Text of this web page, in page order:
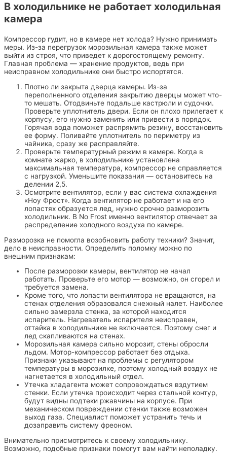
В холодильнике не работает холодильная
камера
Компрессор гудит, но в камере нет холода? Нужно принимать
меры. Из-за перегрузок морозильная камера также может
выйти из строя, что приведет к дорогостоящему ремонту.
Главная проблема — хранение продуктов, ведь при
неисправном холодильнике они быстро испортятся.
Плотно ли закрыта дверца камеры. Из-за
переполненного отделения закрытию дверцы может что-
то мешать. Отодвиньте подальше кастрюли и судочки.
Проверьте уплотнитель двери. Если он плохо прилегает к
корпусу, его нужно заменить или привести в порядок.
Горячая вода поможет распрямить резину, восстановить
ее форму. Поливайте уплотнитель по периметру из
чайника, сразу же расправляйте.
Проверьте температурный режим в камере. Когда в
комнате жарко, в холодильнике установлена
максимальная температура, компрессор не справляется
с нагрузкой. Уменьшите показания — остановитесь на
делении 2,5.
Осмотрите вентилятор, если у вас система охлаждения
«Ноу Фрост». Когда вентилятор не работает и на его
лопастях образуется лед, нужно срочно разморозить
холодильник. В No Frost именно вентилятор отвечает за
распределение холодного воздуха по камере.
Разморозка не помогла возобновить работу техники? Значит,
дело в неисправности. Определить поломку можно по
внешним признакам:
После разморозки камеры, вентилятор не начал
работать. Проверьте его мотор — возможно, он сгорел и
требуется замена.
Кроме того, что лопасти вентилятора не вращаются, на
стенах отделения образовался снежный налет. Наиболее
сильно замерзла стенка, за которой находится
испаритель. Нагреватель испарителя неисправен,
оттайка в холодильнике не включается. Поэтому снег и
лед скапливаются на стенах.
Морозильная камера сильно морозит, стены обросли
льдом. Мотор-компрессор работает без отдыха.
Признаки указывают на проблемы с регулятором
температуры в морозилке, поэтому холодный воздух не
нагнетается в холодильный отдел.
Утечка хладагента может сопровождаться вздутием
стенки. Если утечка происходит через стальной контур,
будут видны подтеки ржавчины на корпусе. При
механическом повреждении стенки также возможен
выход газа. Специалист поможет устранить течь и
дозаправить систему фреоном.
Внимательно присмотритесь к своему холодильнику.
Возможно, подобные признаки помогут вам найти неполадку.